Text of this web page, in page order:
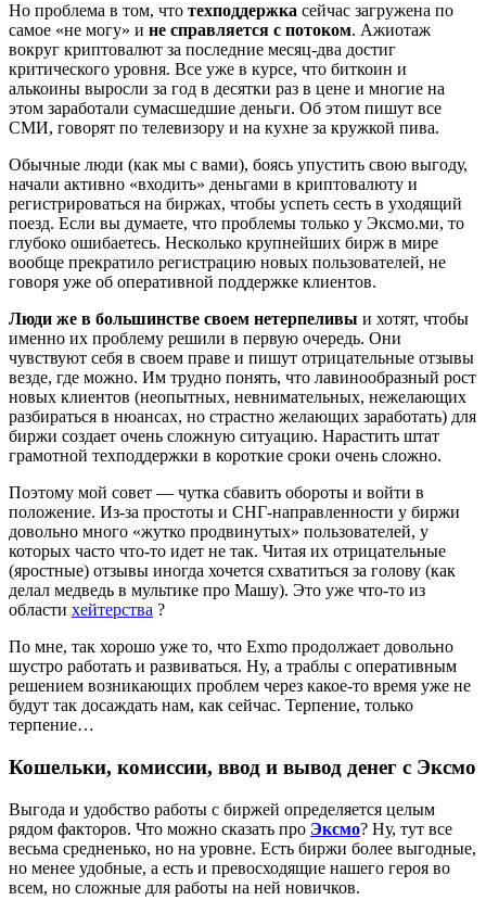
Но проблема в том, что техподдержка сейчас загружена по
самое «не могу» и не справляется с потоком. Ажиотаж
вокруг криптовалют за последние месяц-два достиг
критического уровня. Все уже в курсе, что биткоин и
алькоины выросли за год в десятки раз в цене и многие на
этом заработали сумасшедшие деньги. Об этом пишут все
СМИ, говорят по телевизору и на кухне за кружкой пива.
Обычные люди (как мы с вами), боясь упустить свою выгоду,
начали активно «входить» деньгами в криптовалюту и
регистрироваться на биржах, чтобы успеть сесть в уходящий
поезд. Если вы думаете, что проблемы только у Эксмо.ми, то
глубоко ошибаетесь. Несколько крупнейших бирж в мире
вообще прекратило регистрацию новых пользователей, не
говоря уже об оперативной поддержке клиентов.
Люди же в большинстве своем нетерпеливы и хотят, чтобы
именно их проблему решили в первую очередь. Они
чувствуют себя в своем праве и пишут отрицательные отзывы
везде, где можно. Им трудно понять, что лавинообразный рост
новых клиентов (неопытных, невнимательных, нежелающих
разбираться в нюансах, но страстно желающих заработать) для
биржи создает очень сложную ситуацию. Нарастить штат
грамотной техподдержки в короткие сроки очень сложно.
Поэтому мой совет — чутка сбавить обороты и войти в
положение. Из-за простоты и СНГ-направленности у биржи
довольно много «жутко продвинутых» пользователей, у
которых часто что-то идет не так. Читая их отрицательные
(яростные) отзывы иногда хочется схватиться за голову (как
делал медведь в мультике про Машу). Это уже что-то из
области хейтерства ?
По мне, так хорошо уже то, что Exmo продолжает довольно
шустро работать и развиваться. Ну, а траблы с оперативным
решением возникающих проблем через какое-то время уже не
будут так досаждать нам, как сейчас. Терпение, только
терпение…
Кошельки, комиссии, ввод и вывод денег с Эксмо
Выгода и удобство работы с биржей определяется целым
рядом факторов. Что можно сказать про Эксмо? Ну, тут все
весьма средненько, но на уровне. Есть биржи более выгодные,
но менее удобные, а есть и превосходящие нашего героя во
всем, но сложные для работы на ней новичков.